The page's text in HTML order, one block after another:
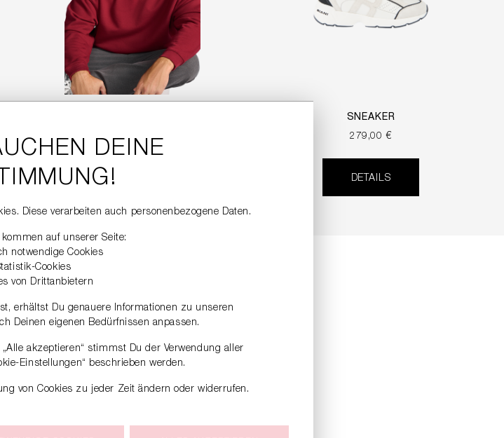
149,00 €
DETAILS
SNEAKER
279,00 €
DETAILS
DEINE
Diese verarbeiten auch personenbezogene Daten.
auf unserer Seite:
notwendige Cookies
Cookies
von Drittanbietern
erhältst Du genauere Informationen zu unseren
Deinen eigenen Bedürfnissen anpassen.
akzeptieren“ stimmst Du der Verwendung aller
Einstellungen“ beschrieben werden.
von Cookies zu jeder Zeit ändern oder widerrufen.